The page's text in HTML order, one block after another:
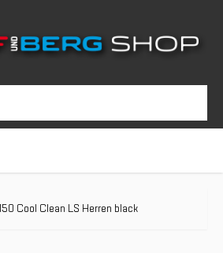
Cool Clean LS Herren black